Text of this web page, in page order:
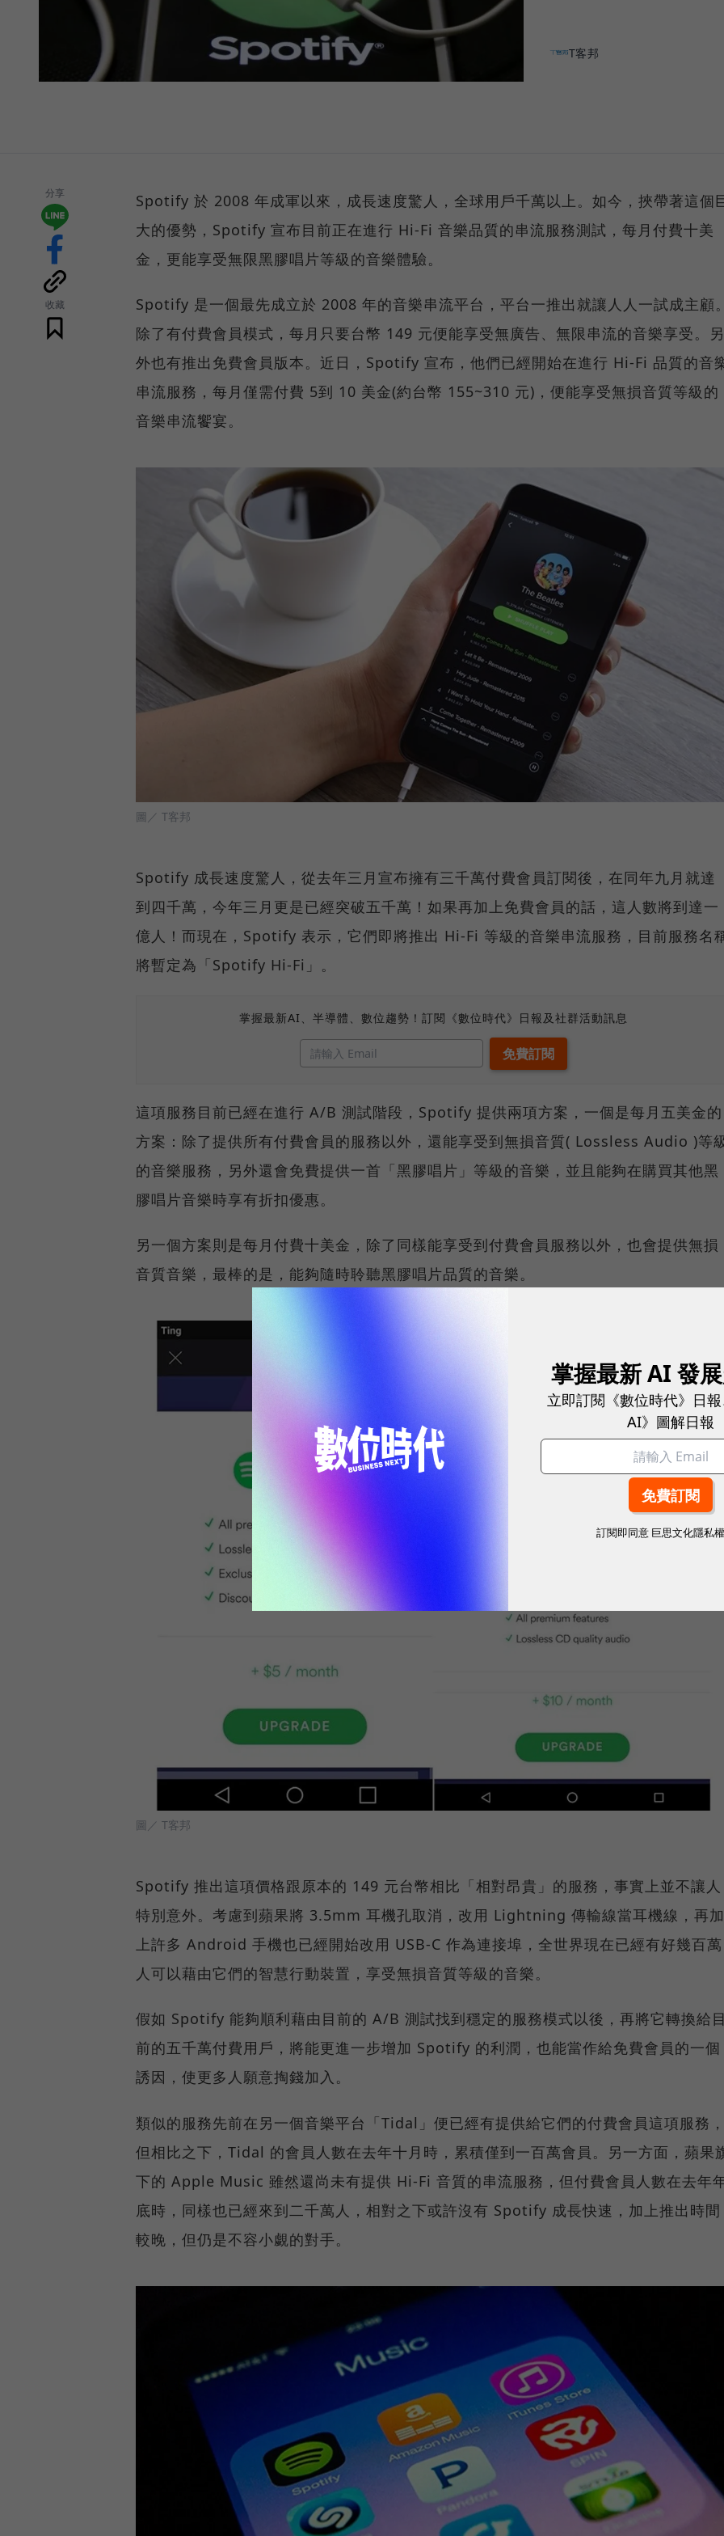
T客邦
分享
收藏
Spotify 於 2008 年成軍以來，成長速度驚人，全球用戶千萬以上。如今，挾帶著這個
大的優勢，Spotify 宣布目前正在進行 Hi-Fi 音樂品質的串流服務測試，每月付費十美
金，更能享受無限黑膠唱片等級的音樂體驗。
Spotify 是一個最先成立於 2008 年的音樂串流平台，平台一推出就讓人人一試成主顧
除了有付費會員模式，每月只要台幣 149 元便能享受無廣告、無限串流的音樂享受。另
外也有推出免費會員版本。近日，Spotify 宣布，他們已經開始在進行 Hi-Fi 品質的音
串流服務，每月僅需付費 5到 10 美金(約台幣 155~310 元)，便能享受無損音質等級的
音樂串流饗宴。
圖／ T客邦
Spotify 成長速度驚人，從去年三月宣布擁有三千萬付費會員訂閱後，在同年九月就達
到四千萬，今年三月更是已經突破五千萬！如果再加上免費會員的話，這人數將到達一
億人！而現在，Spotify 表示，它們即將推出 Hi-Fi 等級的音樂串流服務，目前服務名
將暫定為「Spotify Hi-Fi」。
掌握最新AI、半導體、數位趨勢！訂閱《數位時代》日報及社群活動訊息
這項服務目前已經在進行 A/B 測試階段，Spotify 提供兩項方案，一個是每月五美金的
方案：除了提供所有付費會員的服務以外，還能享受到無損音質( Lossless Audio )等
的音樂服務，另外還會免費提供一首「黑膠唱片」等級的音樂，並且能夠在購買其他黑
膠唱片音樂時享有折扣優惠。
另一個方案則是每月付費十美金，除了同樣能享受到付費會員服務以外，也會提供無損
音質音樂，最棒的是，能夠隨時聆聽黑膠唱片品質的音樂。
圖／ T客邦
Spotify 推出這項價格跟原本的 149 元台幣相比「相對昂貴」的服務，事實上並不讓人
特別意外。考慮到蘋果將 3.5mm 耳機孔取消，改用 Lightning 傳輸線當耳機線，再加
上許多 Android 手機也已經開始改用 USB-C 作為連接埠，全世界現在已經有好幾百萬
人可以藉由它們的智慧行動裝置，享受無損音質等級的音樂。
假如 Spotify 能夠順利藉由目前的 A/B 測試找到穩定的服務模式以後，再將它轉換給
前的五千萬付費用戶，將能更進一步增加 Spotify 的利潤，也能當作給免費會員的一個
誘因，使更多人願意掏錢加入。
類似的服務先前在另一個音樂平台「Tidal」便已經有提供給它們的付費會員這項服務
但相比之下，Tidal 的會員人數在去年十月時，累積僅到一百萬會員。另一方面，蘋果
下的 Apple Music 雖然還尚未有提供 Hi-Fi 音質的串流服務，但付費會員人數在去年
底時，同樣也已經來到二千萬人，相對之下或許沒有 Spotify 成長快速，加上推出時間
較晚，但仍是不容小覷的對手。
掌握最新 AI 發
立即訂閱《數位時代》日
AI》圖解日報
訂閱即同意 巨思文化隱私